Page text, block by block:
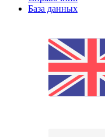
База данных